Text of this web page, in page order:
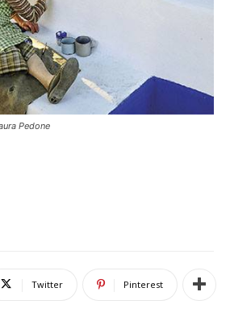
Pedone
Twitter Pinterest